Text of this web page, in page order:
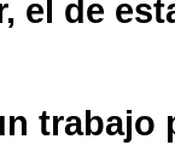
el de
trabajo